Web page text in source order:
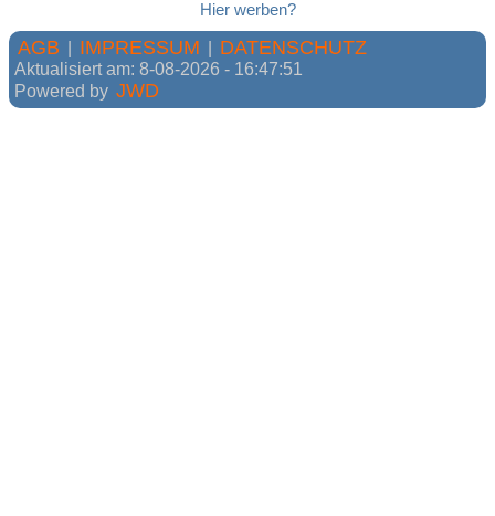
Hier werben?
AGB IMPRESSUM DATENSCHUTZ
Aktualisiert am: 8-08-2026 - 16:47:51
Powered by JWD